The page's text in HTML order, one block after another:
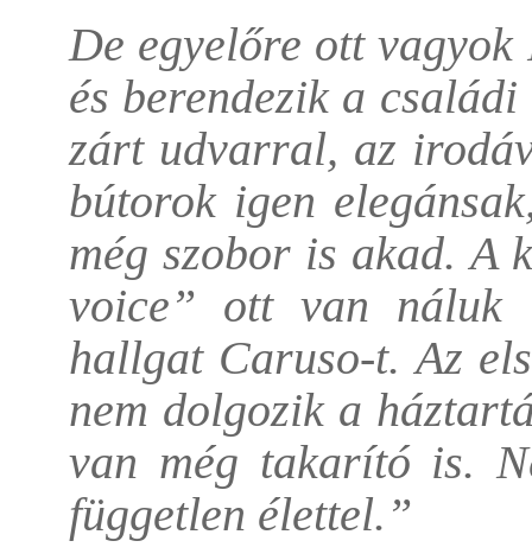
De egyelőre ott
és berendezik a
zárt udvarral, az
bútorok igen
még szobor is akad. A
voice” ott van náluk
hallgat Caruso-t. Az
nem dolgozik a
van még takarító is.
független élettel.”